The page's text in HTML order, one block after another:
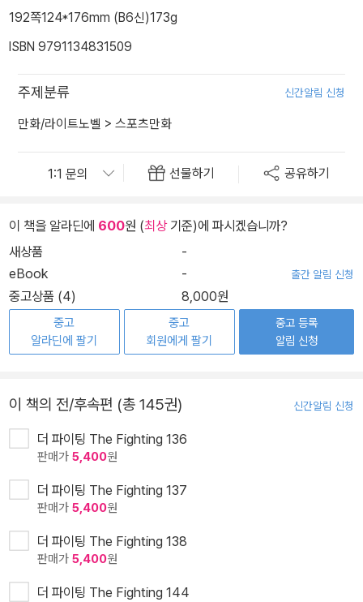
192쪽124*176mm (B6신)173g
ISBN 9791134831509
주제분류 신간알림 신청
만화/라이트노벨 > 스포츠만화
선물하기 공유하기
이 책을 알라딘에 600원 (최상기준)에 파시겠습니까?
새상품
-
eBook
- 출간 알림 신청
중고상품 (4) 8,000원
중고
알라딘에 팔기
중고
회원에게 팔기
중고 등록
알림 신청
이 책의 전/후속편 (총 145권) 신간알림 신청
더 파이팅 The Fighting 136
판매가 5,400원
더 파이팅 The Fighting 137
판매가 5,400원
더 파이팅 The Fighting 138
판매가 5,400원
더 파이팅 The Fighting 144